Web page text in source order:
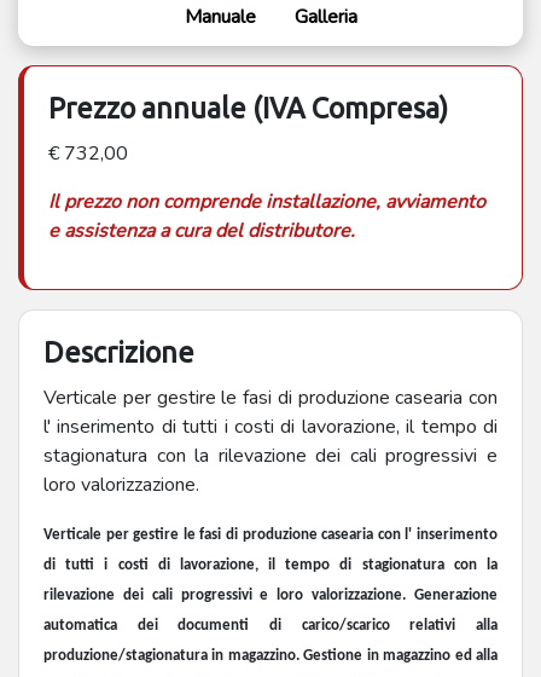
Manuale Galleria
Prezzo annuale (IVA Compresa)
€ 732,00
Il prezzo non comprende installazione, avviamento
e assistenza a cura del distributore.
Descrizione
Verticale per gestire le fasi di produzione casearia con
l' inserimento di tutti i costi di lavorazione, il tempo di
stagionatura con la rilevazione dei cali progressivi e
loro valorizzazione.
Verticale per gestire le fasi di produzione casearia con l' inserimento
di tutti i costi di lavorazione, il tempo di stagionatura con la
rilevazione dei cali progressivi e loro valorizzazione. Generazione
automatica dei documenti di carico/scarico relativi alla
produzione/stagionatura in magazzino. Gestione in magazzino ed alla